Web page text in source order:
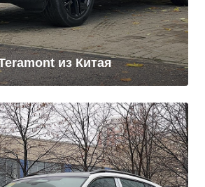
из Китая